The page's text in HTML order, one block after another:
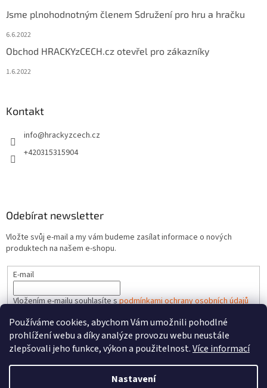
Používáme cookies, abychom Vám umožnili pohodlné
prohlížení webu a díky analýze provozu webu neustále
zlepšovali jeho funkce, výkon a použitelnost.Více informací
Nastavení
Jsme plnohodnotným členem Sdružení pro hru a hračku
6.6.2022
Obchod HRACKYzCECH.cz otevřel pro zákazníky
1.6.2022
Kontakt
info@hrackyzcech.cz
+420315315904
Odebírat newsletter
Vložte svůj e-mail a my vám budeme zasílat informace o nových
produktech na našem e-shopu.
E-mail
Vložením e-mailu souhlasíte spodmínkami ochrany osobních údajů
PŘIHLÁSIT SE
Vytvořil Shoptet